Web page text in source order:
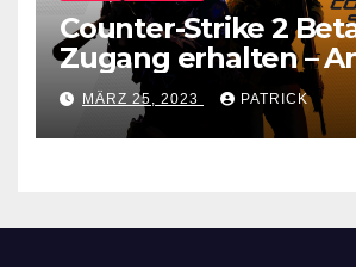
Counter-Strike 2
Zugang erhalten –
für den CS GO
MÄRZ 25, 2023 PATRICK